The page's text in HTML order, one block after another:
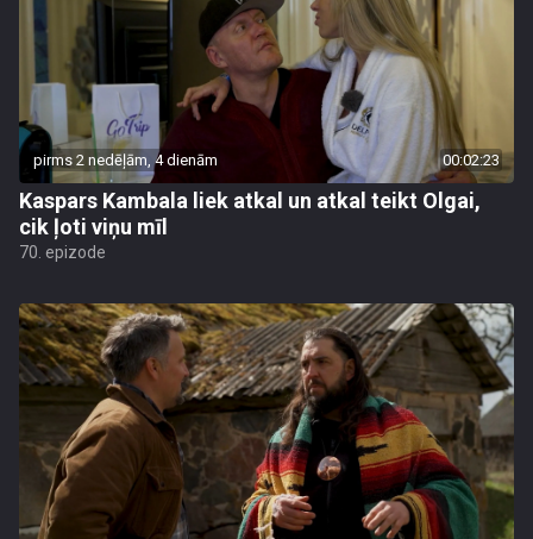
pirms 2 nedēļām, 4 dienām 00:02:23
Kaspars Kambala liek atkal un atkal teikt Olgai,
cik ļoti viņu mīl
70. epizode